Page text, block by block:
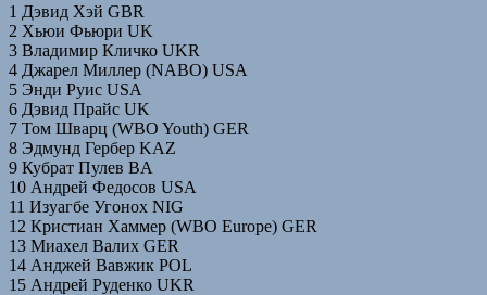
1 Дэвид Хэй GBR
2 Хьюи Фьюри UK
3 Владимир Кличко UKR
4 Джарел Миллер (NABO) USA
5 Энди Руис USA
6 Дэвид Прайс UK
7 Том Шварц (WBO Youth) GER
8 Эдмунд Гербер KAZ
9 Кубрат Пулев BA
10 Андрей Федосов USA
11 Изуагбе Угонох NIG
12 Кристиан Хаммер (WBO Europe) GER
13 Миахел Валих GER
14 Анджей Вавжик POL
15 Андрей Руденко UKR